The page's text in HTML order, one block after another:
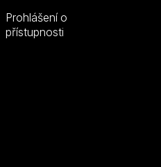
Prohlášení o
přístupnosti